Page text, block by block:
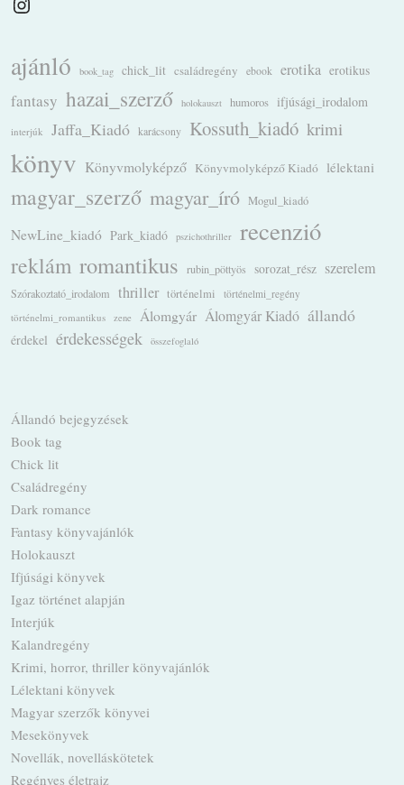
ajánló book_tag chick_lit családregény ebook erotika erotikus
fantasy hazai_szerző holokauszt humoros ifjúsági_irodalom
interjúk Jaffa_Kiadó karácsony Kossuth_kiadó krimi
könyv Könyvmolyképző Könyvmolyképző Kiadó lélektani
magyar_szerző magyar_író Mogul_kiadó
NewLine_kiadó Park_kiadó pszichothriller recenzió
reklám romantikus rubin_pöttyös sorozat_rész szerelem
Szórakoztató_irodalom thriller történelmi
történelmi_regény
történelmi_romantikus
zene Álomgyár Álomgyár Kiadó állandó
érdekel érdekességek összefoglaló
Állandó bejegyzések
Book tag
Chick lit
Családregény
Dark romance
Fantasy könyvajánlók
Holokauszt
Ifjúsági könyvek
Igaz történet alapján
Interjúk
Kalandregény
Krimi, horror, thriller könyvajánlók
Lélektani könyvek
Magyar szerzők könyvei
Mesekönyvek
Novellák, novelláskötetek
Regényes életrajz